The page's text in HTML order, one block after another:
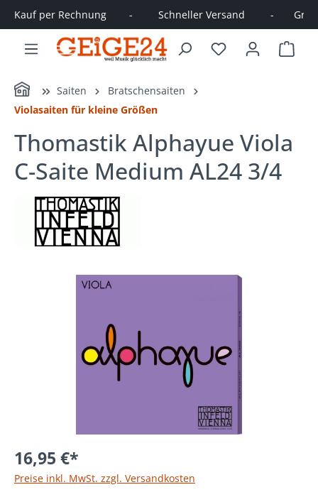
springen
Kauf per Rechnung        -         Schneller Versand         -
Home Saiten
Bratschensaiten
Violasaiten für kleine Größen
Thomastik Alphayue Viola
C-Saite Medium AL24 3/4
Bildergalerie überspringen
16,95 €*
Preise inkl. MwSt. zzgl. Versandkosten